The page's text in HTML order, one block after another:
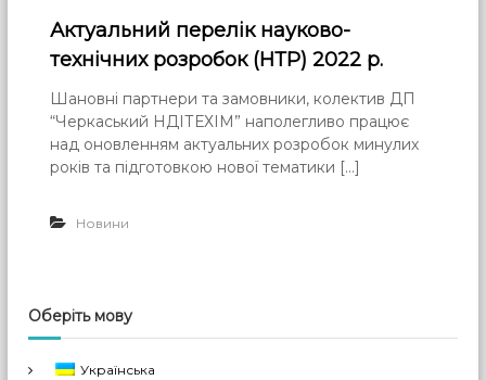
Актуальний перелік науково-
технічних розробок (НТР) 2022 р.
Шановні партнери та замовники, колектив ДП
“Черкаський НДІТЕХІМ” наполегливо працює
над оновленням актуальних розробок минулих
років та підготовкою нової тематики […]
Новини
Оберіть мову
Українська